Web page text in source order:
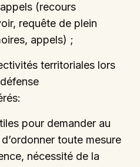
(recours
requête de plein
appels) ;
territoriales lors
pour demander au
toute mesure
nécessité de la